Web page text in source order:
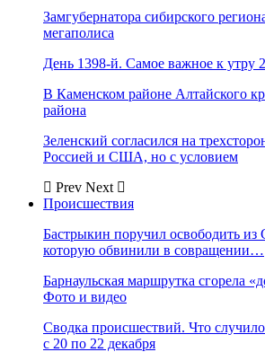
Замгубернатора сибирского
мегаполиса
День 1398-й. Самое важное к утру
В Каменском районе Алтайского
района
Зеленский согласился на
Россией и США, но с условием
Prev Next
Происшествия
Бастрыкин поручил освободить
которую обвинили в совращении…
Барнаульская маршрутка сгорела
Фото и видео
Сводка происшествий. Что
с 20 по 22 декабря